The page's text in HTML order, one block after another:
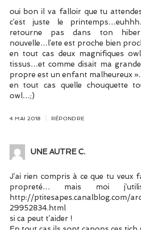
oui bon il va falloir que tu
c’est juste le
retourne pas dans ton
nouvelle…l’ete est proche bien
en tout cas deux magnifiques
tissus…et comme disait ma
propre est un enfant malheureux
en tout cas quelle chouquette
owl…;)
4 MAI 2018 RÉPONDRE
UNE AUTRE C.
J’ai rien compris à ce que tu veux
propreté… mais moi
http://ptitesapes.canalblog.com/
29952834.html
si ca peut t’aider !